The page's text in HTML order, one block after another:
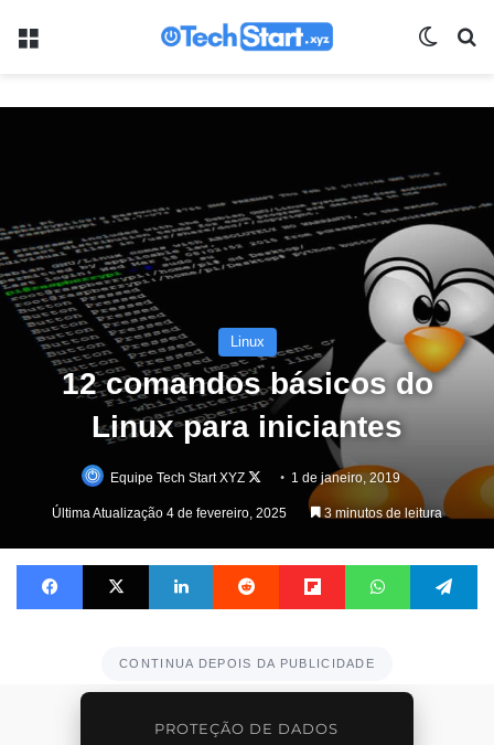
Menu
Linux
12 comandos básicos do
Linux para iniciantes
Equipe Tech Start XYZ
Follow1 de janeiro, 2019
Última Atualização 4 de fevereiro, 2025 3 minutos de leitura
Facebook X Linkedin Reddit Flipboard WhatsApp
CONTINUA DEPOIS DA PUBLICIDADE
PROTEÇÃO DE DADOS